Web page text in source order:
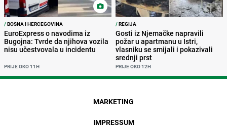
/BOSNA I HERCEGOVINA
EuroExpress o navodima iz
Bugojna: Tvrde da njihova vozila
nisu učestvovala u incidentu
PRIJE OKO 11H
/REGIJA
Gosti iz Njemačke napravili
požar u apartmanu u Istri,
vlasniku se smijali i pokazivali
srednji prst
PRIJE OKO 12H
MARKETING
IMPRESSUM